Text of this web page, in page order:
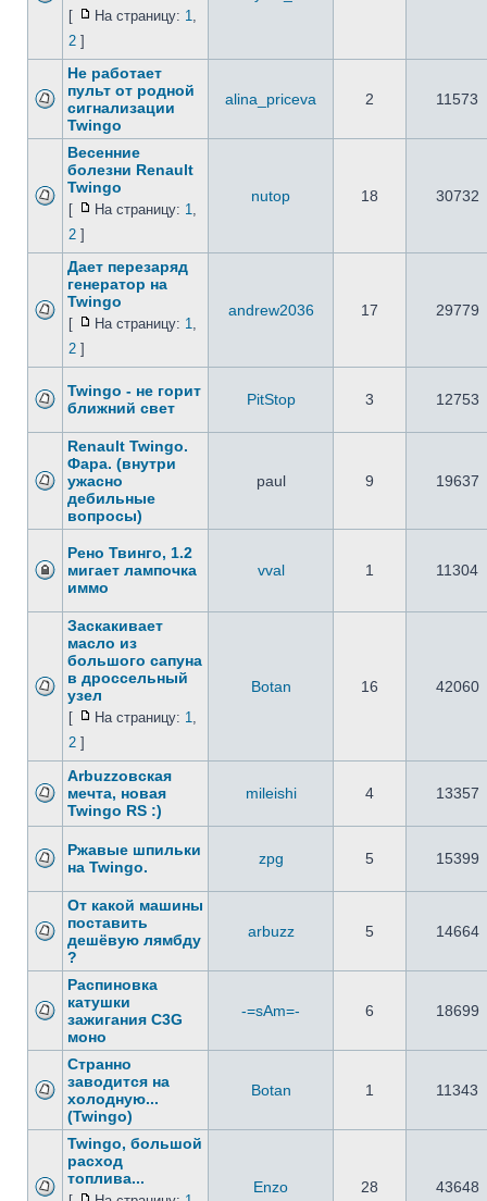
[ На страницу: 1,
2 ]
Не работает
пульт от родной
сигнализации
Twingo
alina_priceva 2 11573
Весенние
болезни Renault
Twingo
[ На страницу: 1,
2 ]
nutop 18 30732
Дает перезаряд
генератор на
Twingo
[ На страницу: 1,
2 ]
andrew2036 17 29779
Twingo - не горит
ближний свет
PitStop 3 12753
Renault Twingo.
Фара. (внутри
ужасно
дебильные
вопросы)
paul 9 19637
Рено Твинго, 1.2
мигает лампочка
иммо
vval 1 11304
Заскакивает
масло из
большого сапуна
в дросcельный
узел
[ На страницу: 1,
2 ]
Botan 16 42060
Arbuzzoвская
мечта, новая
Twingo RS :)
mileishi 4 13357
Ржавые шпильки
на Twingo.
zpg 5 15399
От какой машины
поставить
дешёвую лямбду
?
arbuzz 5 14664
Распиновка
катушки
зажигания C3G
моно
-=sAm=- 6 18699
Странно
заводится на
холодную...
(Twingo)
Botan 1 11343
Twingo, большой
расход
топлива...
Enzo 28 43648